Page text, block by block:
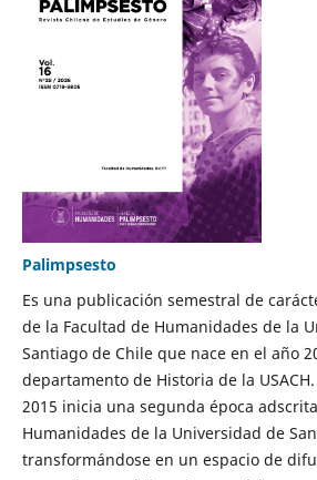
Palimpsesto
Es una publicación semestral de
de la Facultad de Humanidades de la
Santiago de Chile que nace en el año
departamento de Historia de la
2015 inicia una segunda época
Humanidades de la Universidad de
transformándose en un espacio de